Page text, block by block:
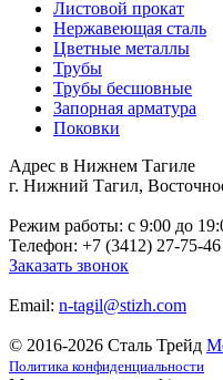
Листовой прокат
Нержавеющая сталь
Цветные металлы
Трубы
Трубы бесшовные
Запорная арматура
Поковки
Адрес в Нижнем Тагиле
г. Нижний Тагил,
Режим работы: c 9:00 до
Телефон: +7 (3412) 27-75-46
Заказать звонок
Email: n-tagil@stizh.com
© 2016-2026 Сталь Трейд
Политика конфиденциальности